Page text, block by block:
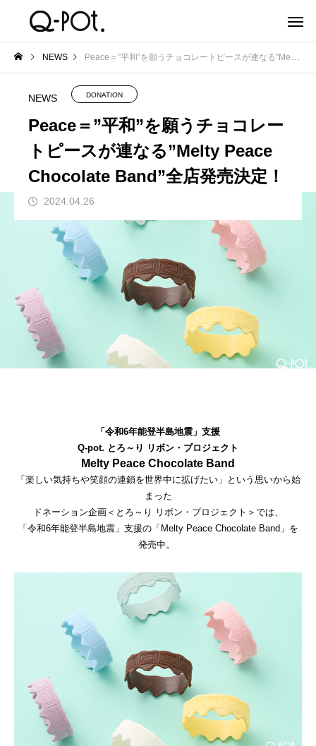
NEWS Peace＝”平和”を願うチョコレートピースが連なる”Melty Peace Chocolate Band”全店発売決定！
NEWS DONATION
Peace＝”平和”を願うチョコレー
トピースが連なる”Melty Peace
Chocolate Band”全店発売決定！
2024.04.26
「令和6年能登半島地震」支援
Q-pot. とろ～り リボン・プロジェクト
Melty Peace Chocolate Band
「楽しい気持ちや笑顔の連鎖を世界中に拡げたい」という思いから始
まった
ドネーション企画＜とろ～り リボン・プロジェクト＞では、
「令和6年能登半島地震」支援の「Melty Peace Chocolate Band」を
発売中。